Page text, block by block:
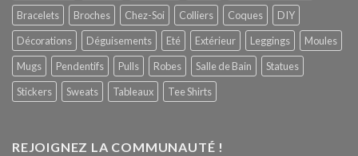
Bracelets
Broches Chez-Soi Colliers Coques
DIY
Décorations
Déguisements Eté Extérieur Leggings
Moules
Mugs
Pendentifs Pulls Robes Salle de Bain
Statues
Stickers
Sweats Tableaux Tee Shirts
REJOIGNEZ LA COMMUNAUTÉ !